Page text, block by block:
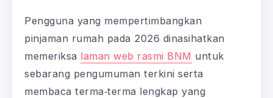
Pengguna yang mempertimbangkan
pinjaman rumah pada 2026 dinasihatkan
memeriksa laman web rasmi BNM untuk
sebarang pengumuman terkini serta
membaca terma‑terma lengkap yang